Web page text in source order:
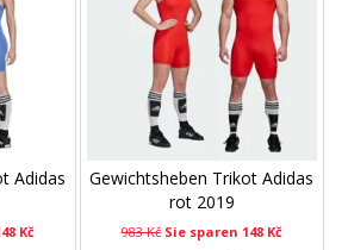
Adidas
Kč
Gewichtsheben Trikot Adidas
rot 2019
983 Kč Sie sparen 148 Kč